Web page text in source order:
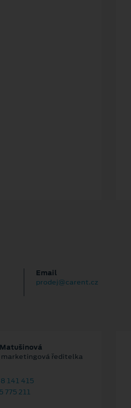
Email
prodej@carent.cz
marketingová ředitelka
141 415
775 211